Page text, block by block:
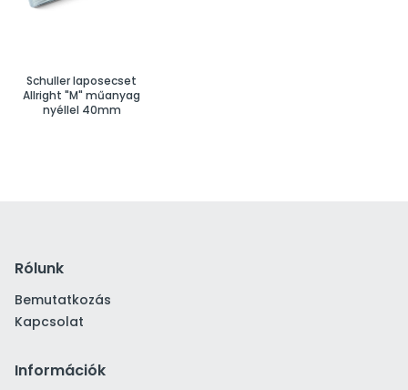
Schuller laposecset
Allright "M" műanyag
nyéllel 40mm
Rólunk
Bemutatkozás
Kapcsolat
Információk